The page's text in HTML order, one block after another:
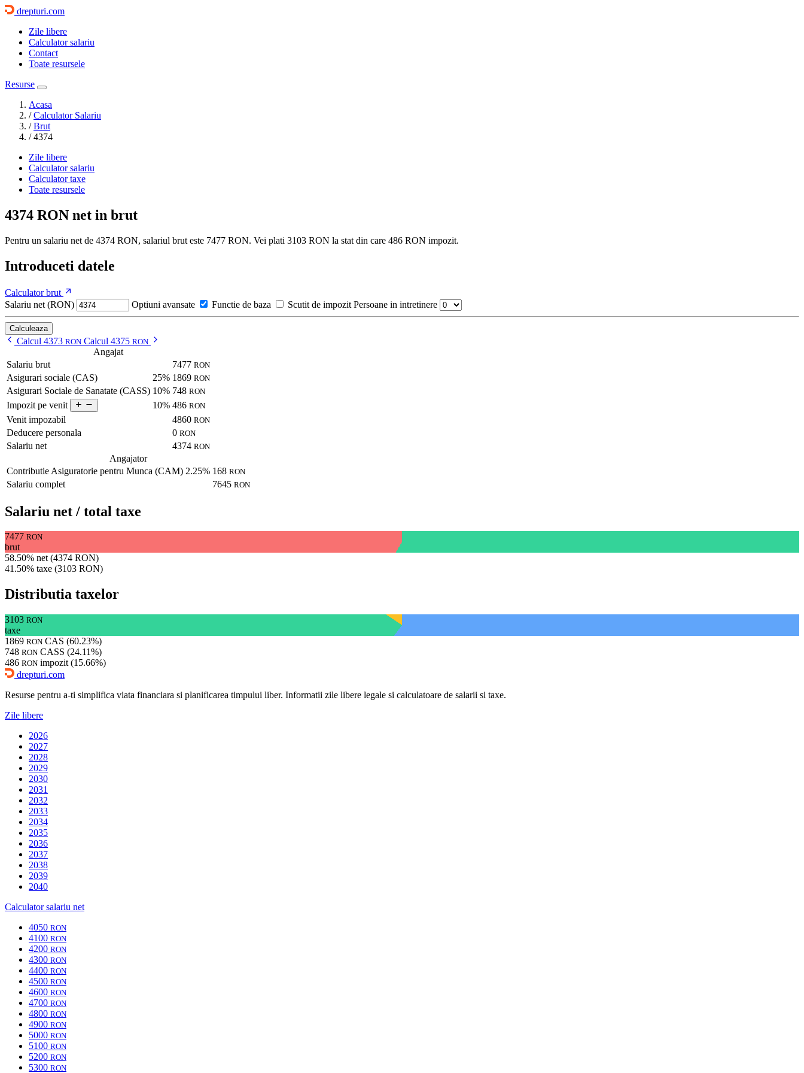
drepturi.com
Zile libere
Calculator salariu
Contact
Toate resursele
Resurse
Acasa
/ Calculator Salariu
/ Brut
/ 4374
Zile libere
Calculator salariu
Calculator taxe
Toate resursele
4374 RON net in brut
Pentru un salariu net de 4374 RON, salariul brut este 7477 RON. Vei plati 3103 RON la stat din care 486 RON impozit.
Introduceti datele
Calculator brut
Salariu net (RON)
Optiuni avansate Functie de baza Scutit de impozit Persoane in intretinere
Calculeaza
Calcul 4373 RON Calcul 4375 RON
Angajat
Salariu brut
7477 RON
Asigurari sociale (CAS) 25% 1869 RON
Asigurari Sociale de Sanatate (CASS) 10% 748 RON
Impozit pe venit 10% 486 RON
Venit impozabil 4860 RON
Deducere personala 0 RON
Salariu net 4374 RON
Angajator
Contributie Asiguratorie pentru Munca (CAM) 2.25% 168 RON
Salariu complet 7645 RON
Salariu net / total taxe
7477 RON
brut
58.50% net (4374 RON)
41.50% taxe (3103 RON)
Distributia taxelor
3103 RON
taxe
1869 RON CAS (60.23%)
748 RON CASS (24.11%)
486 RON impozit (15.66%)
drepturi.com
Resurse pentru a-ti simplifica viata financiara si planificarea timpului liber. Informatii zile libere legale si calculatoare de salarii si taxe.
Zile libere
2026
2027
2028
2029
2030
2031
2032
2033
2034
2035
2036
2037
2038
2039
2040
Calculator salariu net
4050 RON
4100 RON
4200 RON
4300 RON
4400 RON
4500 RON
4600 RON
4700 RON
4800 RON
4900 RON
5000 RON
5100 RON
5200 RON
5300 RON